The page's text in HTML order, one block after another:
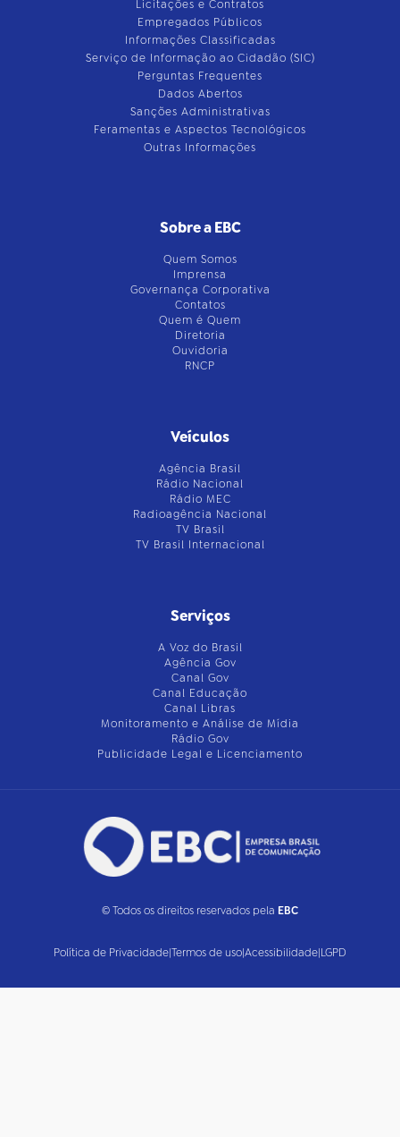
Licitações e Contratos
Empregados Públicos
Informações Classificadas
Serviço de Informação ao Cidadão (SIC)
Perguntas Frequentes
Dados Abertos
Sanções Administrativas
Feramentas e Aspectos Tecnológicos
Outras Informações
Sobre a EBC
Quem Somos
Imprensa
Governança Corporativa
Contatos
Quem é Quem
Diretoria
Ouvidoria
RNCP
Veículos
Agência Brasil
Rádio Nacional
Rádio MEC
Radioagência Nacional
TV Brasil
TV Brasil Internacional
Serviços
A Voz do Brasil
Agência Gov
Canal Gov
Canal Educação
Canal Libras
Monitoramento e Análise de Mídia
Rádio Gov
Publicidade Legal e Licenciamento
© Todos os direitos reservados pela EBC
Política de Privacidade|Termos de uso|Acessibilidade|LGPD